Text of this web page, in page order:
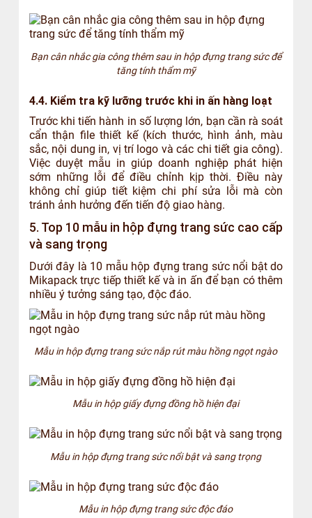
Bạn cân nhắc gia công thêm sau in hộp đựng trang sức để
tăng tính thẩm mỹ
4.4. Kiểm tra kỹ lưỡng trước khi in ấn hàng loạt
Trước khi tiến hành in số lượng lớn, bạn cần rà soát
cẩn thận file thiết kế (kích thước, hình ảnh, màu
sắc, nội dung in, vị trí logo và các chi tiết gia công).
Việc duyệt mẫu in giúp doanh nghiệp phát hiện
sớm những lỗi để điều chỉnh kịp thời. Điều này
không chỉ giúp tiết kiệm chi phí sửa lỗi mà còn
tránh ảnh hưởng đến tiến độ giao hàng.
5. Top 10 mẫu in hộp đựng trang sức cao cấp
và sang trọng
Dưới đây là 10 mẫu hộp đựng trang sức nổi bật do
Mikapack trực tiếp thiết kế và in ấn để bạn có thêm
nhiều ý tưởng sáng tạo, độc đáo.
Mẫu in hộp đựng trang sức nắp rút màu hồng ngọt ngào
Mẫu in hộp giấy đựng đồng hồ hiện đại
Mẫu in hộp đựng trang sức nổi bật và sang trọng
Mẫu in hộp đựng trang sức độc đáo